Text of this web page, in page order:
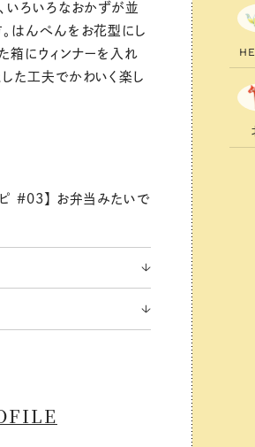
いろいろなおかずが並
。はんぺんをお花型にし
箱にウィンナーを入れ
た工夫でかわいく楽し
#03】 お弁当みたいで
H E